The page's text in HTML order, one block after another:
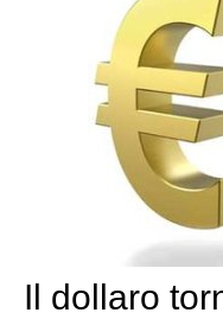
Il dollaro